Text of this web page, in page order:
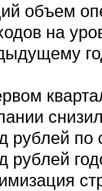
объем
на
рублей по
рублей